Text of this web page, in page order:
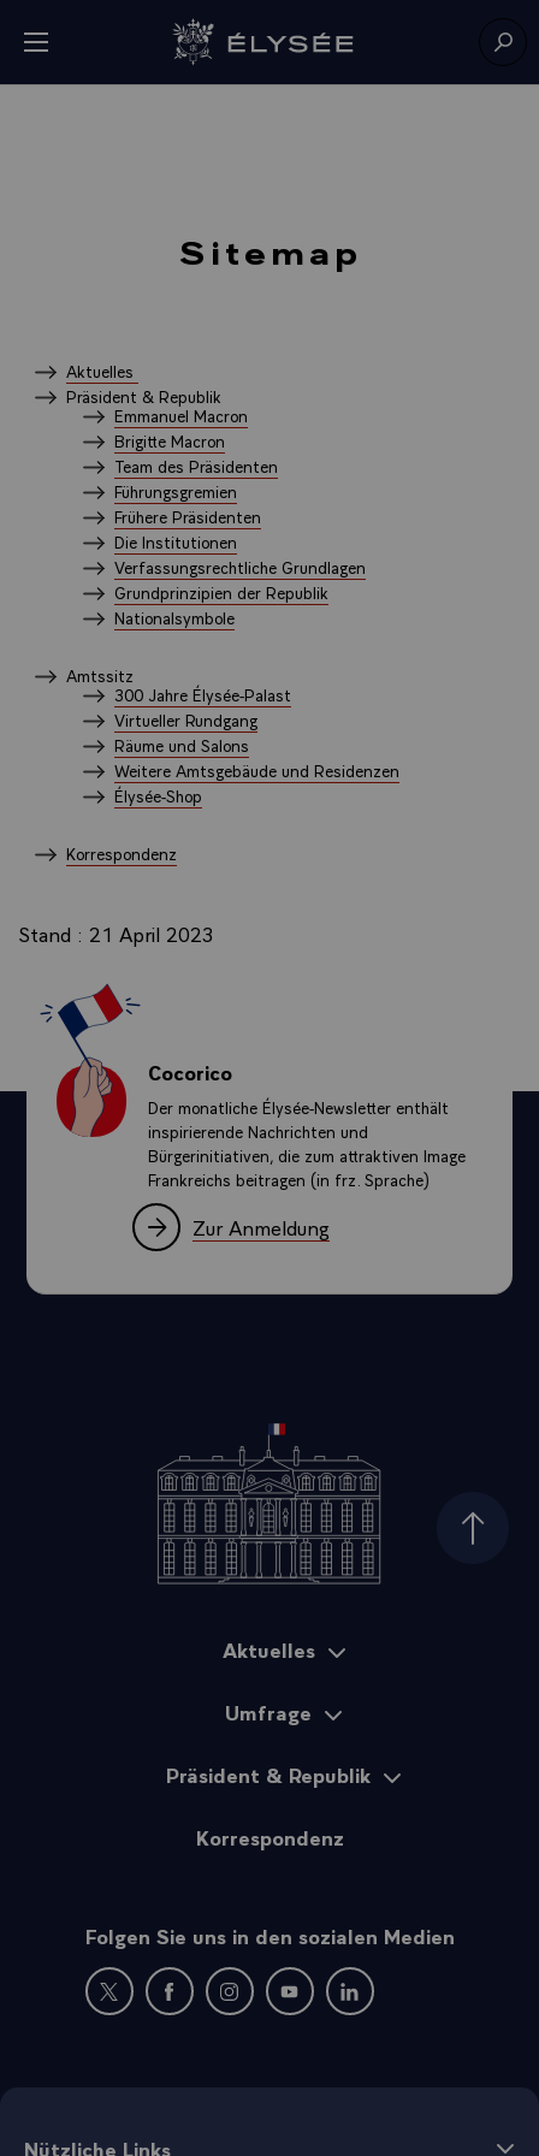
Menü öffnen Zur Startseite
Sitemap
Aktuelles
Präsident & Republik
Emmanuel Macron
Brigitte Macron
Team des Präsidenten
Führungsgremien
Frühere Präsidenten
Die Institutionen
Verfassungsrechtliche Grundlagen
Grundprinzipien der Republik
Nationalsymbole
Amtssitz
300 Jahre Élysée-Palast
Virtueller Rundgang
Räume und Salons
Weitere Amtsgebäude und Residenzen
Élysée-Shop
Korrespondenz
Stand : 21 April 2023
Cocorico
Der monatliche Élysée-Newsletter enthält
inspirierende Nachrichten und
Bürgerinitiativen, die zum attraktiven Image
Frankreichs beitragen (in frz. Sprache)
Zur Anmeldung
Aktuelles
Umfrage
Präsident & Republik
Korrespondenz
Folgen Sie uns in den sozialen Medien
Neues Fenster : Besuchen Sie uns auf Twitter
Neues Fenster : Besuchen Sie uns auf
Neues Fenster : Besuchen Sie uns auf
Neues Fenster : Besuchen Sie
Neues Fenster :
Nützliche Links